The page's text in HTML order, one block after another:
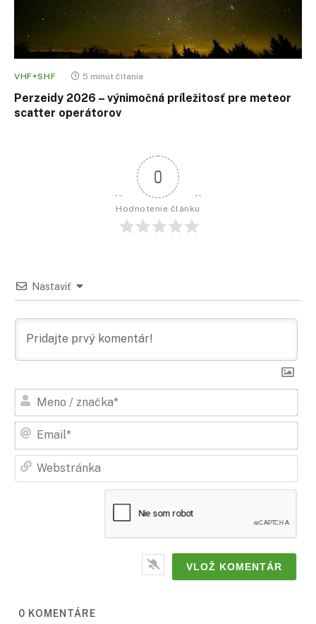
VHF+SHF 5 minút čítania
Perzeidy 2026 – výnimočná príležitosť pre meteor
scatter operátorov
0
Hodnotenie článku
Nastaviť
0 KOMENTÁRE